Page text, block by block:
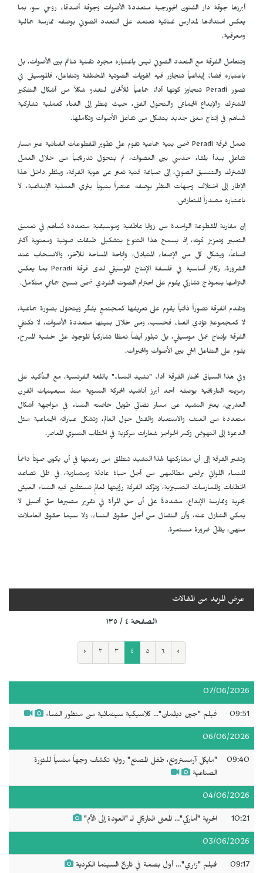
أبرزها جوقة دار الفنون الجورجية متعددة الأصوات وجوقة أصدقاء روحي سو، بما
يعكس امتدادها لمدارس غنائية تعتمد على التعدد الصوتي بوصفه ممارسة جمالية
ومعرفية.
وتتعامل الفرقة مع التعدد الصوتي ليس باعتباره مجرد تقنية تناغم بين الأصوات، بل
باعتباره فضاءً إبداعياً تتجاور فيه الهويات الصوتية المختلفة وتتفاعل، فالموسيقى في
تصورPeradi تتجاوز كونها أداءً جماعياً للألحان لتغدو شكلاً من أشكال التفكير
المشترك والإبداع الجماعي والتحول الفني، حيث يُنظر إلى الغناء كعملية تشاركية
تُساهم في إنتاج معنى جديد يتشكل من تفاعل الأصوات وتكاملها.
تعمل فرقةPeradi ضمن بنية جماعية تقوم على تطوير المقطوعات الغنائية عبر مسار
تفاعلي يبدأ بلقاء حدسي بين العضوات، ثم يتحوّل تدريجياً من خلال العمل
المشترك والتنسيق الصوتي، إلى صياغة فنية تعبّر عن هوية الفرقة، وينُظر داخل هذا
الإطار إلى اختلاف وجهات النظر بوصفه عنصراً بنيوياً يثري العملية الإبداعية، لا
باعتباره مصدراً للتعارض.
إنّ مقاربة المقطوعة الواحدة من زوايا عاطفية وموسيقية متعددة تُساهم في تعميق
التعبير وتعزيز قوته، إذ يسمح هذا التنوع بتشكيل طبقات صوتية ومعنوية أكثر
اتساعاً، ويشكل كل من الإصغاء المتبادل، وإتاحة المساحة للآخر، والانسحاب عند
الضرورة، ركائز أساسية في فلسفة الإنتاج الموسيقي لدى فرقة Peradiبما يعكس
التزامها بنموذج تشاركي يقوم على احترام الصوت الفردي ضمن نسيج جماعي متكامل.
وتقدم الفرقة تصوراً ذاتياً يقوم على تعريفها كمجتمعٍ يفكّر ويتحوّل بصورة جماعية،
لا كمجموعةٍ تؤدي الغناء فحسب، ومن خلال بنيتها متعددة الأصوات، لا تكتفي
الفرقة بإنتاج عمل موسيقي، بل تبلور أيضاً نمطًا تشاركياً للوجود على خشبة المسرح،
يقوم على التفاعل الحي بين الأصوات والخبرات.
وفي هذا السياق تختار الفرقة أداء "نشيد النساء" باللغة الفرنسية، مع التأكيد على
رمزيته التاريخية بوصفه أحد أبرز أناشيد الحركة النسوية منذ سبعينيات القرن
العشرين، يعبّر النشيد عن مسار نضالي طويل خاضته النساء في مواجهة أشكال
متعددة من العنف والاستعباد والقتل حول العالم، وتشكل عباراته الجماعية مثل
الدعوة إلى النهوض وكسر الحواجز شعارات مركزية في الخطاب النسوي المعاصر.
وتشير الفرقة إلى أن مشاركتها لهذا النشيد تنطلق من رغبتها في أن يكون صوتاً داعماً
للنساء اللواتي يرفعن مطالبهن من أجل حياة عادلة ومتساوية، في ظل تصاعد
الخطابات والممارسات التمييزية، وتؤكد الفرقة رؤيتها لعالمٍ تستطيع فيه النساء العيش
بحرية وممارسة الإبداع، مشددةً على أن حق المرأة في تقرير مصيرها حقّ أصيل لا
يمكن التنازل عنه، وأن النضال من أجل حقوق النساء، ولا سيما حقوق العاملات
منهن، يظلّ ضرورة مستمرة.
عرض المزيد من المقالات
الصفحة ٤ / ١٣٥
‹ ٢ ٣ ٤ ٥ ٦ ›
07/06/2026
09:51 فيلم "جين ديلمان"... كلاسيكية سينمائية من منظور النساء
06/06/2026
09:40
"مايكل آرمسترونغ، طفل المصنع" رواية تكشف وجهاً منسياً للثورة
الصناعية
04/06/2026
10:21 الحرية "أماركي"... المعنى التاريخي لـ "العودة إلى الأم"
03/06/2026
09:17 فيلم "زاري"… أول بصمة في تاريخ السينما الكردية